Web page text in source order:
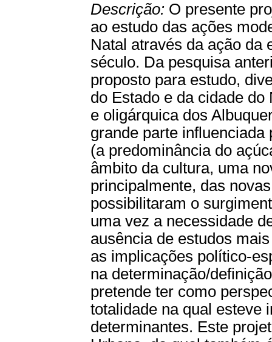
Descrição: O presente
ao estudo das ações
Natal através da ação da
século. Da pesquisa
proposto para estudo,
do Estado e da cidade
e oligárquica dos
grande parte
(a predominância do
âmbito da cultura, uma
principalmente, das
possibilitaram o
uma vez a necessidade
ausência de estudos
as implicações político-
na determinação/
pretende ter como
totalidade na qual esteve
determinantes. Este